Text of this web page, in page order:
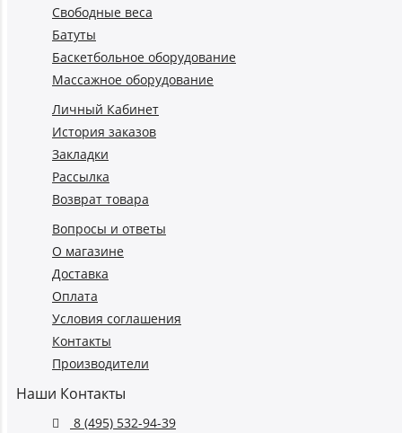
Свободные веса
Батуты
Баскетбольное оборудование
Массажное оборудование
Личный Кабинет
История заказов
Закладки
Рассылка
Возврат товара
Вопросы и ответы
О магазине
Доставка
Оплата
Условия соглашения
Контакты
Производители
Наши Контакты
8 (495) 532-94-39